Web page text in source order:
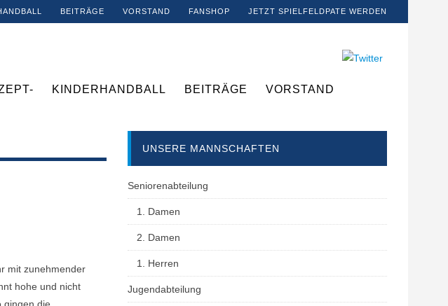
BEITRÄGE VORSTAND FANSHOP JETZT SPIELFELDPATE WERDEN
KINDERHANDBALL BEITRÄGE
VORSTAND
mit zunehmender
hohe und nicht
gingen die
UNSERE MANNSCHAFTEN
Seniorenabteilung
1. Damen
2. Damen
1. Herren
Jugendabteilung